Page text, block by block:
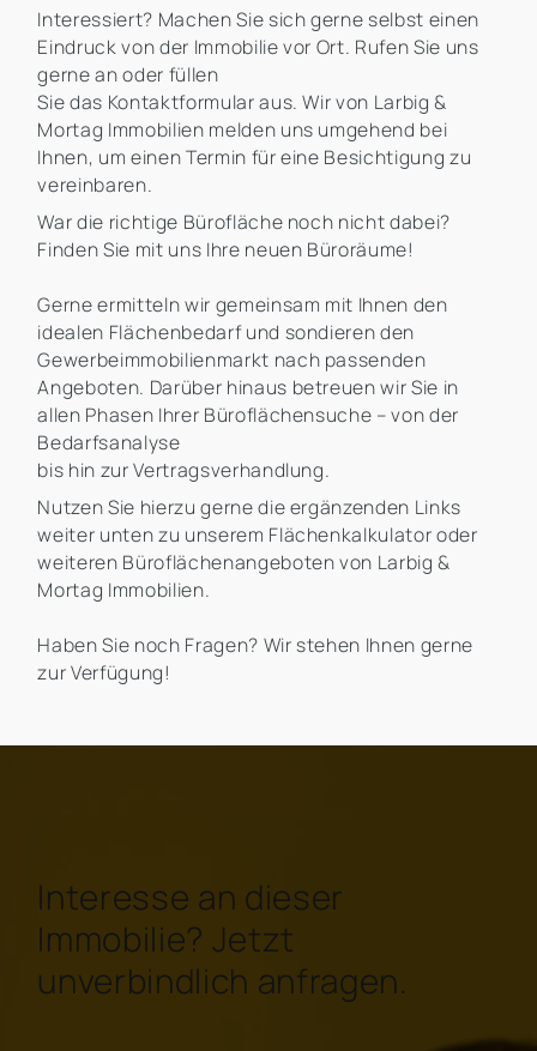
Interessiert? Machen Sie sich gerne selbst einen
Eindruck von der Immobilie vor Ort. Rufen Sie uns
gerne an oder füllen
Sie das Kontaktformular aus. Wir von Larbig &
Mortag Immobilien melden uns umgehend bei
Ihnen, um einen Termin für eine Besichtigung zu
vereinbaren.
War die richtige Bürofläche noch nicht dabei?
Finden Sie mit uns Ihre neuen Büroräume!
Gerne ermitteln wir gemeinsam mit Ihnen den
idealen Flächenbedarf und sondieren den
Gewerbeimmobilienmarkt nach passenden
Angeboten. Darüber hinaus betreuen wir Sie in
allen Phasen Ihrer Büroflächensuche – von der
Bedarfsanalyse
bis hin zur Vertragsverhandlung.
Nutzen Sie hierzu gerne die ergänzenden Links
weiter unten zu unserem Flächenkalkulator oder
weiteren Büroflächenangeboten von Larbig &
Mortag Immobilien.
Haben Sie noch Fragen? Wir stehen Ihnen gerne
zur Verfügung!
Interesse an dieser
Immobilie? Jetzt
unverbindlich anfragen.